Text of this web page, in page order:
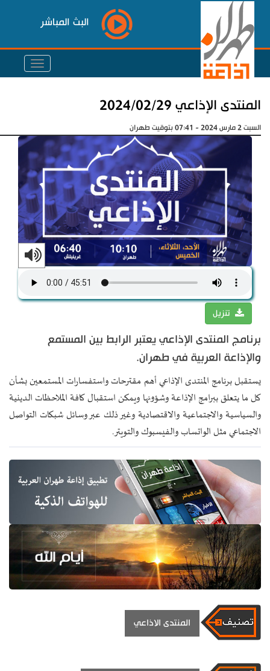
البث المباشر
المنتدى الإذاعي 2024/02/29
السبت 2 مارس 2024 - 07:41 بتوقيت طهران
تنزيل
برنامج المنتدى الإذاعي يعتبر الرابط بين المستمع
والإذاعة العربية في طهران.
يستقبل برنامج المنتدى الإذاعي أهم مقترحات واستفسارات المستمعين بشأن
كل ما يتعلق ببرامج الإذاعة وشؤونها ويمكن استقبال كافة الملاحظات الدينية
والسياسية والاجتماعية والاقتصادية وغير ذلك عبر وسائل شبكات التواصل
الاجتماعي مثل الواتساب والفيسبوك والتويتر.
المنتدى الاذاعي